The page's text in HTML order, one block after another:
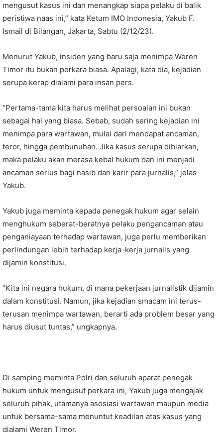
mengusut kasus ini dan menangkap siapa pelaku di balik
peristiwa naas ini,” kata Ketum IMO Indonesia, Yakub F.
Ismail di Bilangan, Jakarta, Sabtu (2/12/23).
Menurut Yakub, insiden yang baru saja menimpa Weren
Timor itu bukan perkara biasa. Apalagi, kata dia, kejadian
serupa kerap dialami para insan pers.
“Pertama-tama kita harus melihat persoalan ini bukan
sebagai hal yang biasa. Sebab, sudah sering kejadian ini
menimpa para wartawan, mulai dari mendapat ancaman,
teror, hingga pembunuhan. Jika kasus serupa dibiarkan,
maka pelaku akan merasa kebal hukum dan ini menjadi
ancaman serius bagi nasib dan karir para jurnalis,” jelas
Yakub.
Yakub juga meminta kepada penegak hukum agar selain
menghukum seberat-beratnya pelaku pengancaman atau
penganiayaan terhadap wartawan, juga perlu memberikan
perlindungan lebih terhadap kerja-kerja jurnalis yang
dijamin konstitusi.
“Kita ini negara hukum, di mana pekerjaan jurnalistik dijamin
dalam konstitusi. Namun, jika kejadian smacam ini terus-
terusan menimpa wartawan, berarti ada problem besar yang
harus diusut tuntas,” ungkapnya.
Di samping meminta Polri dan seluruh aparat penegak
hukum untuk mengusut perkara ini, Yakub juga mengajak
seluruh pihak, utamanya asosiasi wartawan maupun media
untuk bersama-sama menuntut keadilan atas kasus yang
dialami Weren Timor.